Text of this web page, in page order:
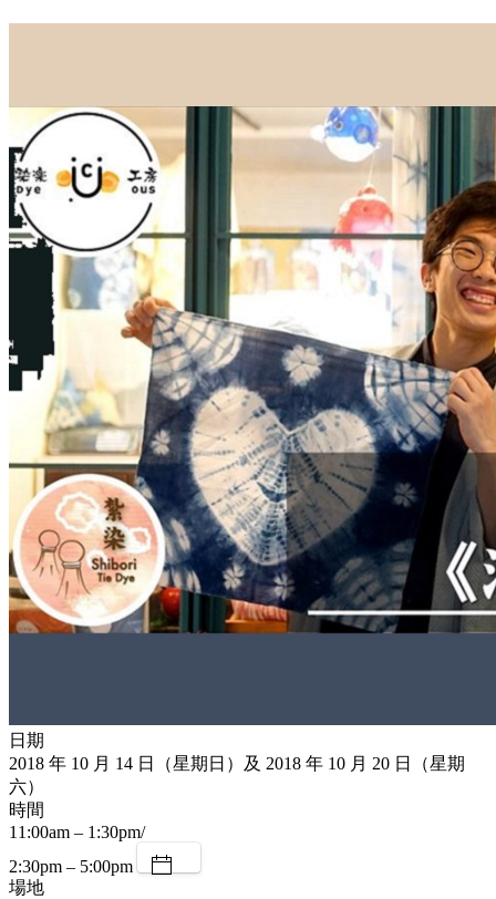
日期
2018 年 10 月 14 日（星期日）及 2018 年 10 月 20 日（星期
六）
時間
11:00am – 1:30pm/
2:30pm – 5:00pm
場地